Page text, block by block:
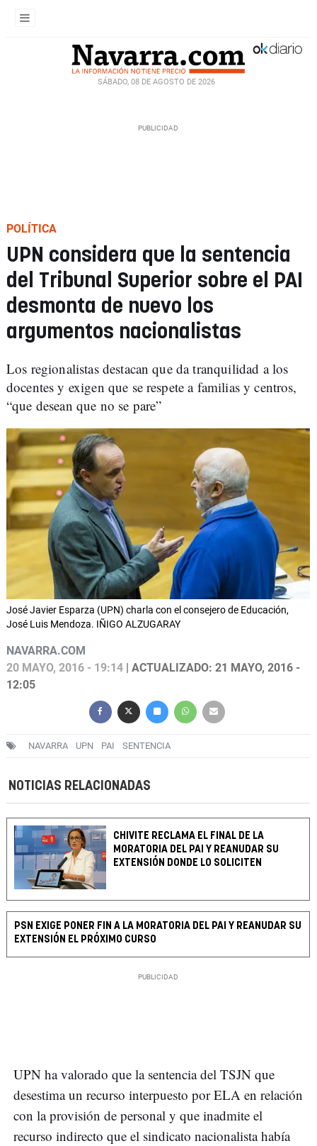
SÁBADO, 08 DE AGOSTO DE 2026
POLÍTICA
UPN considera que la sentencia
del Tribunal Superior sobre el PAI
desmonta de nuevo los
argumentos nacionalistas
Los regionalistas destacan que da tranquilidad a los
docentes y exigen que se respete a familias y centros,
“que desean que no se pare”
José Javier Esparza (UPN) charla con el consejero de Educación,
José Luis Mendoza. IÑIGO ALZUGARAY
NAVARRA.COM
20 MAYO, 2016 - 19:14 | ACTUALIZADO: 21 MAYO, 2016 -
12:05
NAVARRA UPN PAI SENTENCIA
NOTICIAS RELACIONADAS
CHIVITE RECLAMA EL FINAL DE LA
MORATORIA DEL PAI Y REANUDAR SU
EXTENSIÓN DONDE LO SOLICITEN
PSN EXIGE PONER FIN A LA MORATORIA DEL PAI Y REANUDAR SU
EXTENSIÓN EL PRÓXIMO CURSO
UPN ha valorado que la sentencia del TSJN que
desestima un recurso interpuesto por ELA en relación
con la provisión de personal y que inadmite el
recurso indirecto que el sindicato nacionalista había